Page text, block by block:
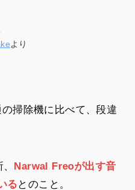
より
掃除機に比べて、段違
Narwal Freoが出す音
る とのこと。